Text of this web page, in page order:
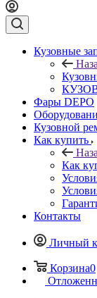
Кузовные
Фары DEPO
Кузовной
Как купить
Как
Контакты
Личный
Корзина0